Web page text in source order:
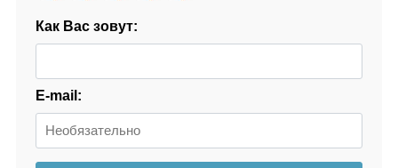
Как Вас зовут:
E-mail: